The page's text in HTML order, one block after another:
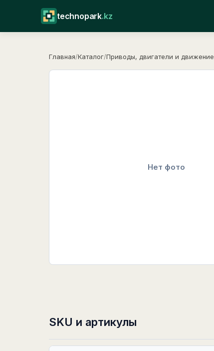
technopark.kz
Главная/Каталог/Приводы, двигатели и движение
Нет фото
SKU и артикулы